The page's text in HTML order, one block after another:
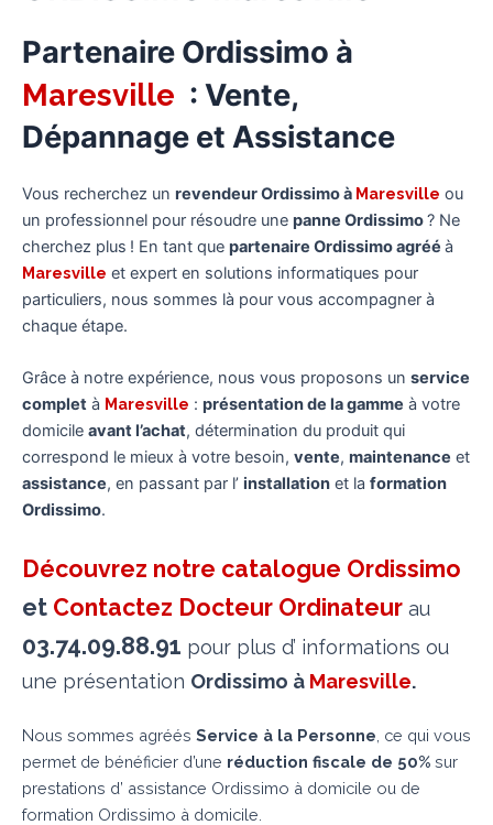
Partenaire Ordissimo à
Maresville : Vente,
Dépannage et Assistance
Vous recherchez un revendeur Ordissimo à Maresville ou
un professionnel pour résoudre une panne Ordissimo? Ne
cherchez plus ! En tant que partenaire Ordissimo agréé à
Maresville et expert en solutions informatiques pour
particuliers, nous sommes là pour vous accompagner à
chaque étape.
Grâce à notre expérience, nous vous proposons un service
complet à Maresville : présentation de la gamme à votre
domicile avant l’achat, détermination du produit qui
correspond le mieux à votre besoin, vente, maintenance et
assistance, en passant par l’ installation et la formation
Ordissimo.
Découvrez notre catalogue Ordissimo
et Contactez Docteur Ordinateur au
03.74.09.88.91 pour plus d’ informations ou
une présentation Ordissimo à Maresville.
Nous sommes agréés Service à la Personne , ce qui vous
permet de bénéficier d’une réduction fiscale de 50% sur
prestations d’ assistance Ordissimo à domicile ou de
formation Ordissimo à domicile.